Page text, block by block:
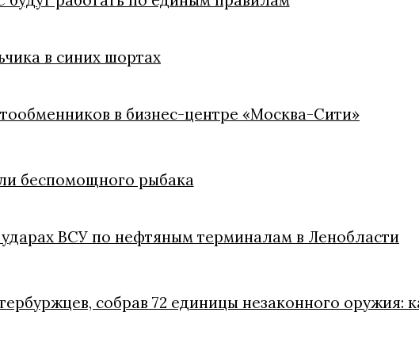
в синих шортах
в бизнес-центре «Москва-Сити»
беспомощного рыбака
ВСУ по нефтяным терминалам в Ленобласти
собрав 72 единицы незаконного оружия: